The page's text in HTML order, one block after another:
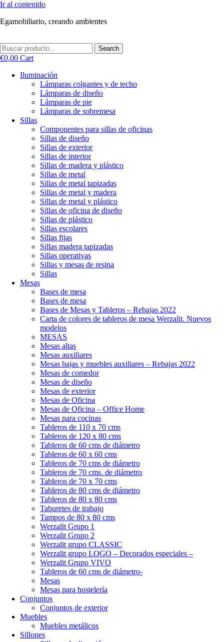
Ir al contenido
Egamobiliario, creando ambientes
Search
€0,00 Cart
Iluminación
Lámparas colgantes y de techo
Lámparas de diseño
Lámparas de pie
Lámparas de sobremesa
Sillas
Componentes para sillas de oficinas
Sillas de diseño
Sillas de exterior
Sillas de interior
Sillas de madera y plástico
Sillas de metal
Sillas de metal tapizadas
Sillas de metal y madera
Sillas de metal y plástico
Sillas de oficina de diseño
Sillas de plástico
Sillas escolares
Sillas fijas
Sillas madera tapizadas
Sillas operativas
Sillas y mesas de resina
Sillas
Mesas
Bases de mesa
Bases de mesa
Bases de Mesas y Tableros – Rebajas 2022
Carta de colores de tableros de mesa Werzalit. Nuevos
modelos
MESAS
Mesas altas
Mesas auxiliares
Mesas bajas y muebles auxiliares – Rebajas 2022
Mesas de comedor
Mesas de diseño
Mesas de exterior
Mesas de Oficina
Mesas de Oficina – Office Home
Mesas para cocinas
Tableros de 110 x 70 cms
Tableros de 120 x 80 cms
Tableros de 60 cms de diámetro
Tableros de 60 x 60 cms
Tableros de 70 cms de diámetro
Tableros de 70 cms. de diámetro
Tableros de 70 x 70 cms
Tableros de 80 cms de diámetro
Tableros de 80 x 80 cms
Taburetes de trabajo
Tampos de 80 x 80 cms
Werzalit Grupo 1
Werzalit Grupo 2
Werzalit grupo CLASSIC
Werzalit grupo LOGO – Decorados especiales –
Werzalit Grupo VIVO
Tableros de 60 cms de diámetro-
Mesas
Mesas para hostelería
Conjuntos
Conjuntos de exterior
Muebles
Muebles metálicos
Sillones